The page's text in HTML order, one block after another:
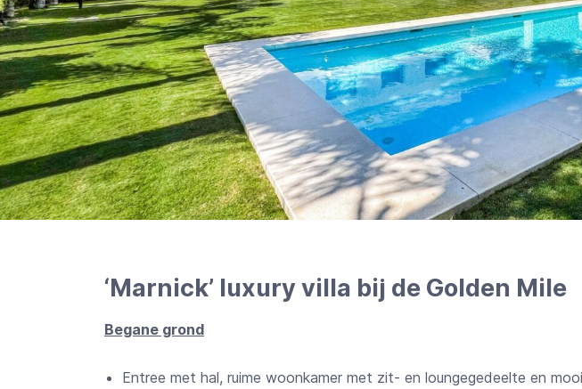
‘Marnick’ luxury villa bij de Golden Mile
Begane grond
Entree met hal, ruime woonkamer met zit- en loungegedeelte en